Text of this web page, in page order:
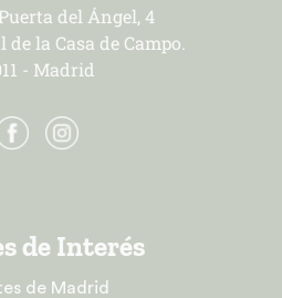
del Ángel, 4
de la Casa de Campo.
- Madrid
de Interés
de Madrid